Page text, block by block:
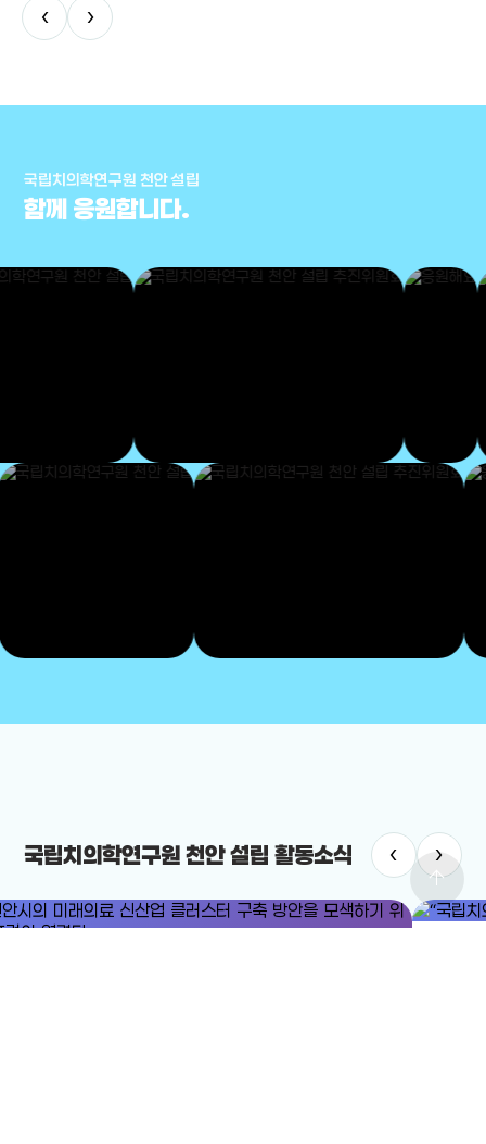
‹ ›
국립치의학연구원 천안 설립
함께 응원합니다.
국립치의학연구원 천안 설립 활동소식 ‹ ›
arrow_upward